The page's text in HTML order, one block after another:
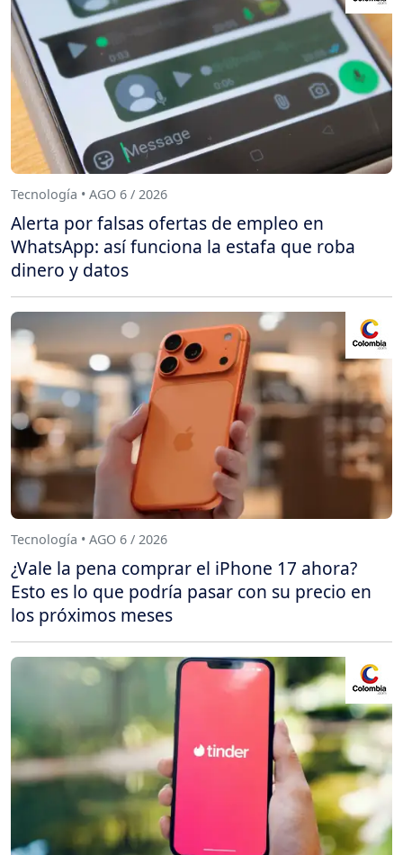
Tecnología • AGO 6 / 2026
Alerta por falsas ofertas de empleo en
WhatsApp: así funciona la estafa que roba
dinero y datos
Tecnología • AGO 6 / 2026
¿Vale la pena comprar el iPhone 17 ahora?
Esto es lo que podría pasar con su precio en
los próximos meses